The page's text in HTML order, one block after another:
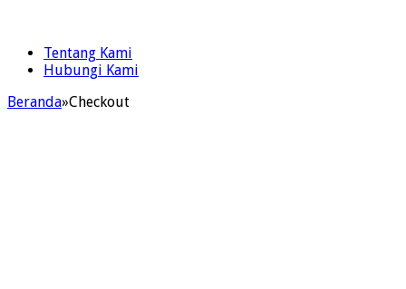
Tentang Kami
Hubungi Kami
Beranda»Checkout